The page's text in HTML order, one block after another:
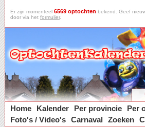
Er zijn momenteel 6569 optochten bekend. Geef
door via het formulier.
Home
Kalender Per provincie
Per
Foto's / Video's Carnaval Zoeken